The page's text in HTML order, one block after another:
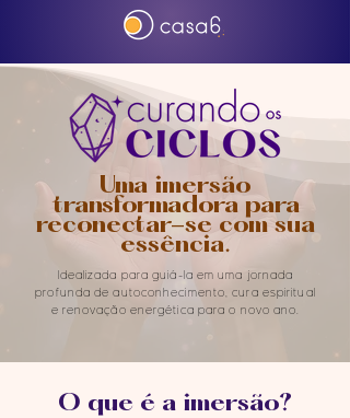
Uma imersão
transformadora para
reconectar-se com sua
essência.
Idealizada para guiá-la em uma jornada
profunda de autoconhecimento, cura espiritual
e renovação energética para o novo ano.
O que é a imersão?